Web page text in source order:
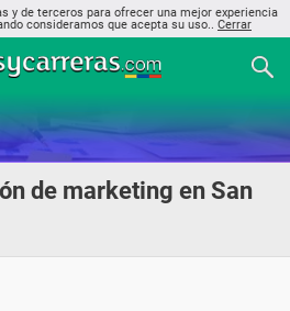
y de terceros para ofrecer una mejor experiencia
consideramos que acepta su uso.. Cerrar
de marketing en San